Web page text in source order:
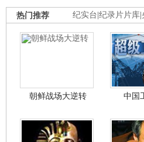
纪实台 纪录片片库
热门推荐
朝鲜战场大逆转 中国